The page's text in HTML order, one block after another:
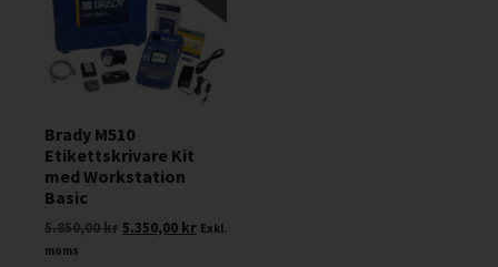
Brady M510
Etikettskrivare Kit
med Workstation
Basic
5.850,00kr5.350,00 kr Exkl.
moms